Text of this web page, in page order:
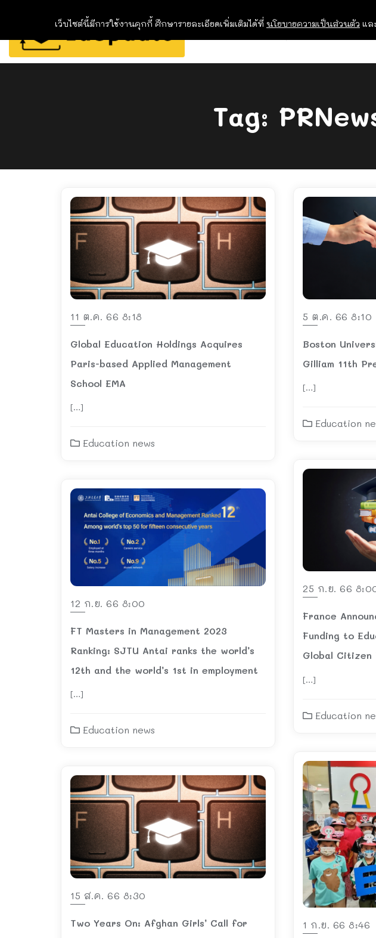
Tag:
11 ต.ค. 66 8:18
Global Education Holdings Acquires
Paris-based Applied Management
School EMA
[…]
Education news
5 ต.ค. 66 8:10
Boston
Gilliam 11th
[…]
Education
25 ก.ย. 66
France
Funding to
Global Citizen
[…]
Education
12 ก.ย. 66 8:00
FT Masters in Management 2023
Ranking: SJTU Antai ranks the world’s
12th and the world’s 1st in employment
[…]
Education news
1 ก.ย. 66 8:46
15 ส.ค. 66 8:30
Two Years On: Afghan Girls’ Call for
เว็บไซต์นี้มีการใช้งานคุกกี้ ศึกษารายละเอียดเพิ่มเติมได้ที่ นโยบายความเป็นส่วนตัว แล